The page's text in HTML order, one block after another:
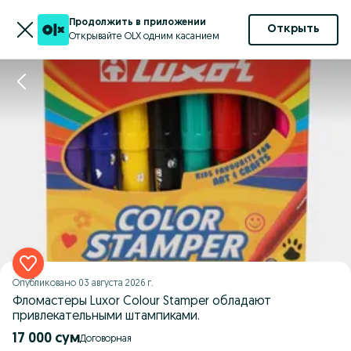
Продолжить в приложении
Открывайте OLX одним касанием
Открыть
Опубликовано 03 августа 2026 г.
Фломастеры Luxor Colour Stamper обладают
привлекательными штампиками.
17 000 сум Договорная